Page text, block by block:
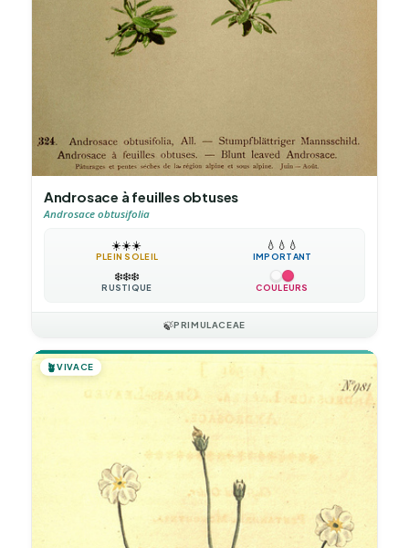
Androsace à feuilles obtuses
Androsace obtusifolia
☀️☀️☀️
PLEIN SOLEIL
💧 💧 💧
IMPORTANT
❄️❄️❄️
RUSTIQUE COULEURS
🍃PRIMULACEAE
🪴VIVACE